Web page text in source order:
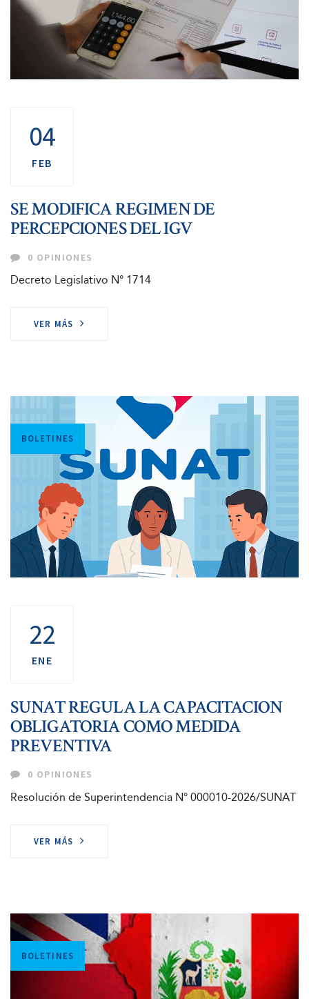
04
FEB
SE MODIFICA REGIMEN DE
PERCEPCIONES DEL IGV
0 OPINIONES
Decreto Legislativo N° 1714
VER MÁS
Tags
BOLETINES
22
ENE
SUNAT REGULA LA CAPACITACION
OBLIGATORIA COMO MEDIDA
PREVENTIVA
0 OPINIONES
Resolución de Superintendencia N° 000010-2026/SUNAT
VER MÁS
Tags
BOLETINES